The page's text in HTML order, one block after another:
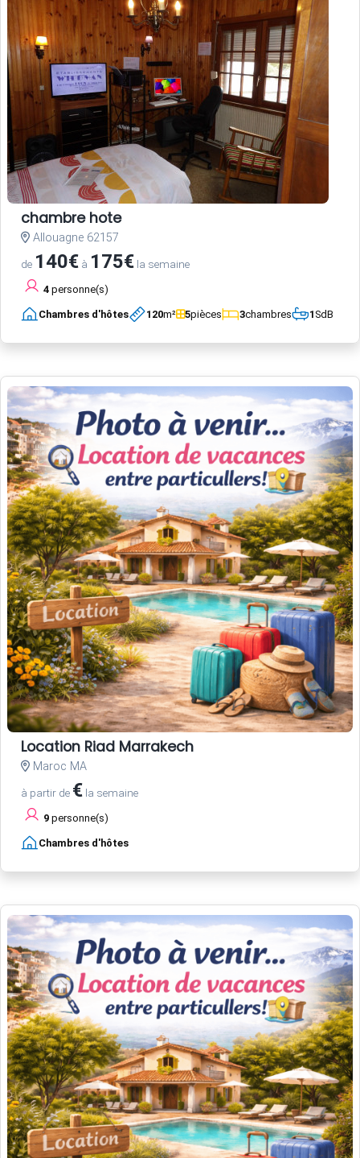
chambre hote
Allouagne 62157
de 140€ à 175€ la semaine
4 personne(s)
Chambres d'hôtes 120m² 5pièces 3chambres 1SdB
Location Riad Marrakech
Maroc MA
à partir de € la semaine
9 personne(s)
Chambres d'hôtes